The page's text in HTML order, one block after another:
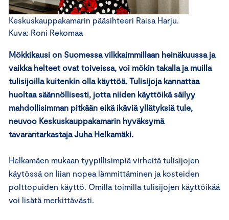
Keskuskauppakamarin pääsihteeri Raisa Harju.
Kuva: Roni Rekomaa
Mökkikausi on Suomessa vilkkaimmillaan heinäkuussa ja
vaikka helteet ovat toiveissa, voi mökin takalla ja muilla
tulisijoilla kuitenkin olla käyttöä. Tulisijoja kannattaa
huoltaa säännöllisesti, jotta niiden käyttöikä säilyy
mahdollisimman pitkään eikä ikäviä yllätyksiä tule,
neuvoo Keskuskauppakamarin hyväksymä
tavarantarkastaja Juha Helkamäki.
Helkamäen mukaan tyypillisimpiä virheitä tulisijojen
käytössä on liian nopea lämmittäminen ja kosteiden
polttopuiden käyttö. Omilla toimilla tulisijojen käyttöikää
voi lisätä merkittävästi.